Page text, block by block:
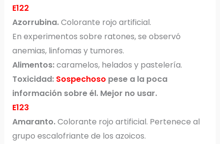
E122
Azorrubina.Colorante rojo artificial.
En experimentos sobre ratones, se observó
anemias, linfomas y tumores.
Alimentos:caramelos, helados y pastelería.
Toxicidad: Sospechoso pese a la poca
información sobre él. Mejor no usar.
E123
Amaranto.Colorante rojo artificial. Pertenece al
grupo escalofriante de los azoicos.